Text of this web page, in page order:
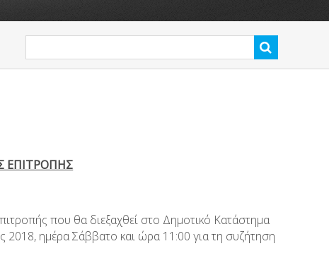
ΕΠΙΤΡΟΠΗΣ
που θα διεξαχθεί στο Δημοτικό Κατάστημα
ημέρα Σάββατο και ώρα 11:00 για τη συζήτηση